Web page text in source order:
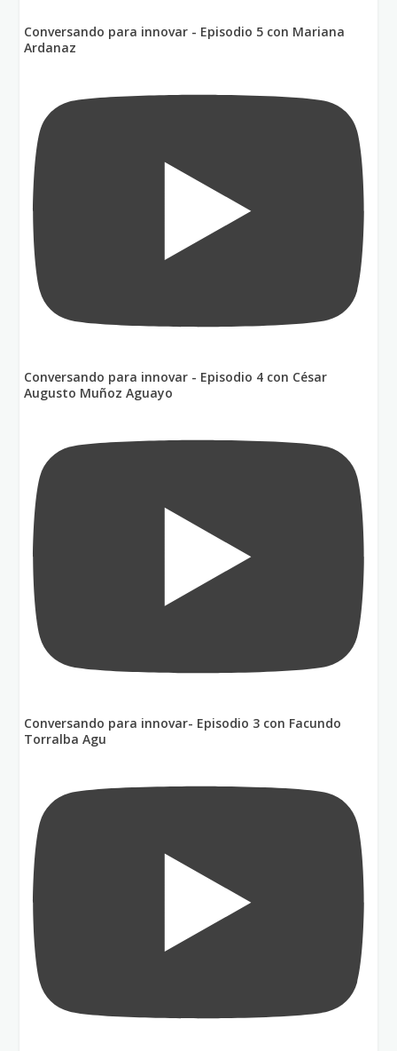
Conversando para innovar - Episodio 5 con Mariana
Ardanaz
Conversando para innovar - Episodio 4 con César
Augusto Muñoz Aguayo
Conversando para innovar- Episodio 3 con Facundo
Torralba Agu